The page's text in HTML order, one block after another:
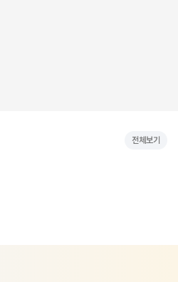
전체보기